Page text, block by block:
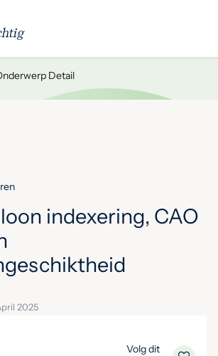
Detail
indexering, CAO
2025
Volg dit